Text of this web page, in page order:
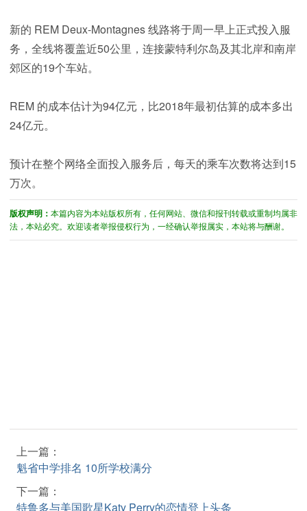
新的 REM Deux-Montagnes 线路将于周一早上正式投入服
务，全线将覆盖近50公里，连接蒙特利尔岛及其北岸和南岸
郊区的19个车站。
REM 的成本估计为94亿元，比2018年最初估算的成本多出
24亿元。
预计在整个网络全面投入服务后，每天的乘车次数将达到15
万次。
版权声明： 本篇内容为本站版权所有，任何网站、微信和报刊转载或重制均属非
法，本站必究。欢迎读者举报侵权行为，一经确认举报属实，本站将与酬谢。
上一篇：
魁省中学排名 10所学校满分
下一篇：
特鲁多与美国歌星Katy Perry的恋情登上头条